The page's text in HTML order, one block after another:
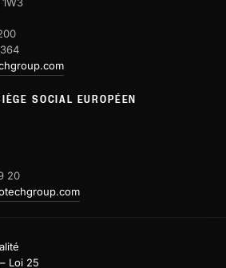
SOCIAL EUROPÉEN
20
Loi 25